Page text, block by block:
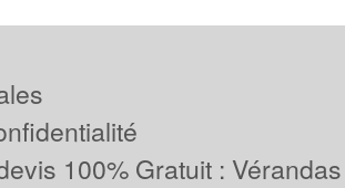
100% Gratuit :